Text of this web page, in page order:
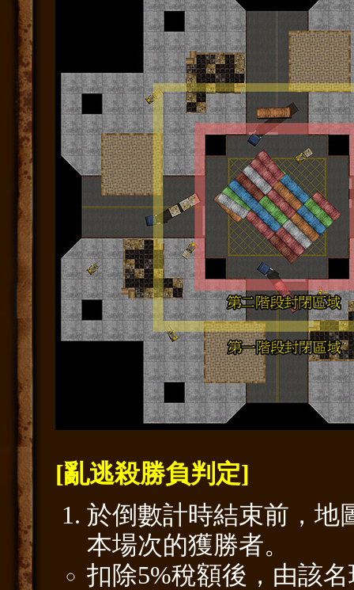
[亂逃殺勝負判定]
於倒數計時結束前，地
本場次的獲勝者。
扣除5%稅額後，由該